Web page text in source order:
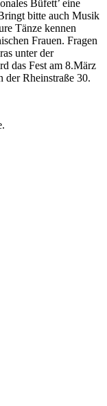
Büfett’ eine
bitte auch Musik
Tänze kennen
Frauen. Fragen
unter der
das Fest am 8.März
der Rheinstraße 30.